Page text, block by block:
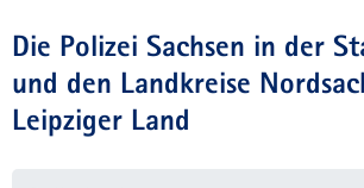
Die Polizei Sachsen in der
und den Landkreise
Leipziger Land